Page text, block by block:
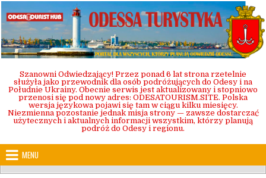
content
Szanowni Odwiedzający! Przez ponad 6 lat strona rzetelnie
służyła jako przewodnik dla osób podróżujących do Odesy i na
Południe Ukrainy. Obecnie serwis jest aktualizowany i stopniowo
przenosi się pod nowy adres: ODESATOURISM.SITE. Polska
wersja językowa pojawi się tam w ciągu kilku miesięcy.
Niezmienna pozostanie jednak misja strony — zawsze dostarczać
użytecznych i aktualnych informacji wszystkim, którzy planują
podróż do Odesy i regionu.
MENU